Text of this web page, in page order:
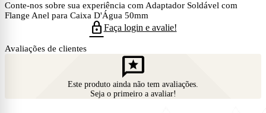
Conte-nos sobre sua experiência com Adaptador Soldável com
Flange Anel para Caixa D'Água 50mm
lockFaça login e avalie!
Avaliações de clientes
reviews
Este produto ainda não tem avaliações.
Seja o primeiro a avaliar!